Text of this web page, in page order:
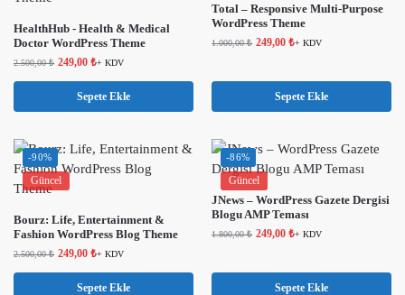
HealthHub - Health & Medical
Doctor WordPress Theme
2.500,00₺ 249,00 ₺+ KDV
Sepete Ekle
Total – Responsive Multi-Purpose
WordPress Theme
1.000,00₺ 249,00 ₺+ KDV
Sepete Ekle
-90%
Güncel
Bourz: Life, Entertainment &
Fashion WordPress Blog Theme
2.500,00₺ 249,00 ₺+ KDV
Sepete Ekle
-86%
Güncel
JNews – WordPress Gazete Dergisi
Blogu AMP Teması
1.800,00₺ 249,00 ₺+ KDV
Sepete Ekle